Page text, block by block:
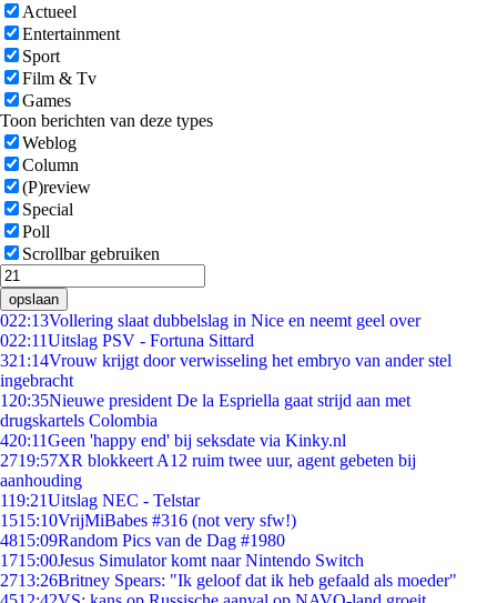
Actueel
Entertainment
Sport
Film & Tv
Games
Toon berichten van deze types
Weblog
Column
(P)review
Special
Poll
Scrollbar gebruiken
opslaan
022:13Vollering slaat dubbelslag in Nice en neemt geel over
022:11Uitslag PSV - Fortuna Sittard
321:14Vrouw krijgt door verwisseling het embryo van ander stel
ingebracht
1 20:35Nieuwe president De la Espriella gaat strijd aan met
drugskartels Colombia
420:11Geen 'happy end' bij seksdate via Kinky.nl
2719:57XR blokkeert A12 ruim twee uur, agent gebeten bij
aanhouding
119:21Uitslag NEC - Telstar
1515:10VrijMiBabes #316 (not very sfw!)
4815:09Random Pics van de Dag #1980
1715:00Jesus Simulator komt naar Nintendo Switch
2713:26Britney Spears: "Ik geloof dat ik heb gefaald als moeder"